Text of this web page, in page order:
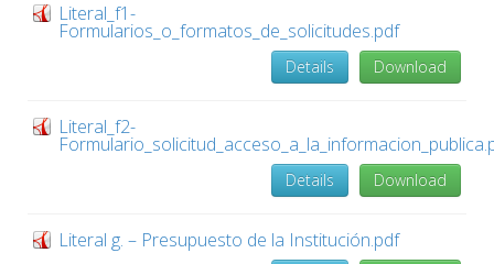
Literal_f1-
Formularios_o_formatos_de_solicitudes.pdf
Download
Details
Literal_f2-
Download
Details
Literal g. – Presupuesto de la Institución.pdf